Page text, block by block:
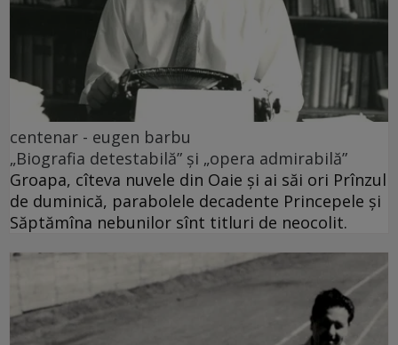
centenar - eugen barbu
„Biografia detestabilă” și „opera admirabilă”
Groapa, cîteva nuvele din Oaie și ai săi ori Prînzul
de duminică, parabolele decadente Princepele și
Săptămîna nebunilor sînt titluri de neocolit.